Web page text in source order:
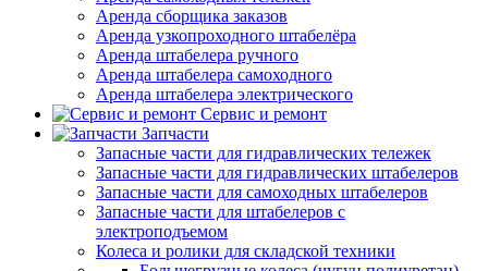
Аренда сборщика заказов
Аренда узкопроходного штабелёра
Аренда штабелера ручного
Аренда штабелера самоходного
Аренда штабелера электрического
Сервис и ремонт
Запчасти
Запасные части для гидравлических тележек
Запасные части для гидравлических штабелеров
Запасные части для самоходных штабелеров
Запасные части для штабелеров с
электроподъемом
Колеса и ролики для складской техники